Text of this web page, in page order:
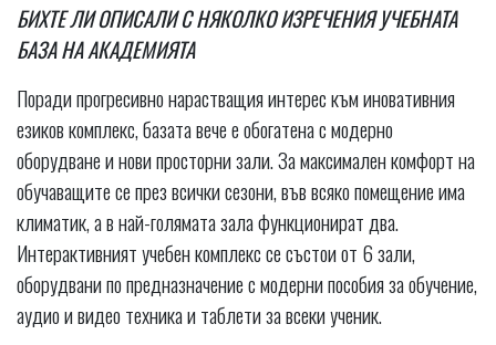
БИХТЕ ЛИ ОПИСАЛИ С НЯКОЛКО ИЗРЕЧЕНИЯУЧЕБНАТА
БАЗА НА АКАДЕМИЯТА
Поради прогресивно нарастващия интерес към иновативния
езиков комплекс, базата вече е обогатена с модерно
оборудване и нови просторни зали. За максимален комфорт на
обучаващите се през всички сезони, във всяко помещение има
климатик, а в най-голямата зала функционират два.
Интерактивният учебен комплекс се състои от 6 зали,
оборудвани по предназначение с модерни пособия за обучение,
аудио и видео техника и таблети за всеки ученик.